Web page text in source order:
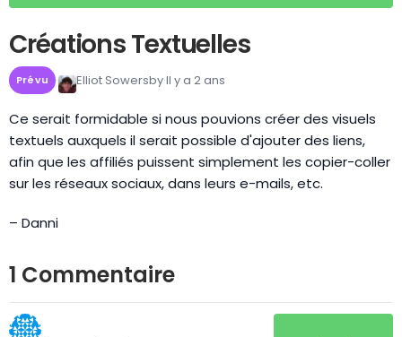
Créations Textuelles
Prévu Elliot SowersbyIl y a 2 ans
Ce serait formidable si nous pouvions créer des visuels
textuels auxquels il serait possible d'ajouter des liens,
afin que les affiliés puissent simplement les copier-coller
sur les réseaux sociaux, dans leurs e-mails, etc.
– Danni
1 Commentaire